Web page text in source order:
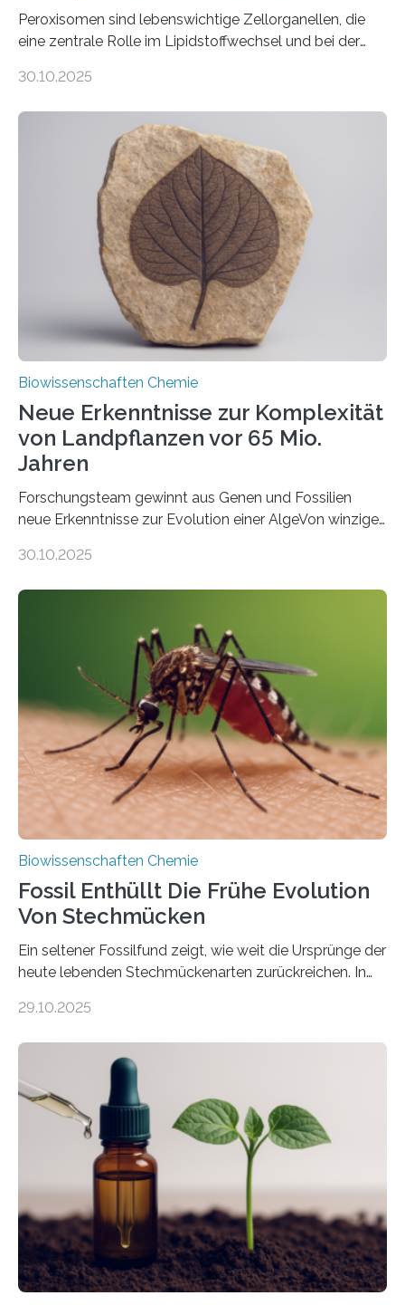
Peroxisomen sind lebenswichtige Zellorganellen, die
eine zentrale Rolle im Lipidstoffwechsel und bei der
erfüllen können, müssen zahlreiche Enzyme präzise in
der Ruhr-Universität Bochum um Prof. Dr. Ralf Erdmann
und Dr. Ismaila Francis Yusuf hat nun einen bislang
unbekannten Qualitätskontrollmechanismus des
peroxisomalen Proteintransports in der Bäckerhefe
Saccharomyces cerevisiae entdeckt, der für die
Funktionsfähigkeit der Organellen entscheidend ist. Die
Studie wurde am 28. Oktober 2025 in der
Fachzeitschrift…
30.10.2025
Biowissenschaften Chemie
Neue Erkenntnisse zur Komplexität
von Landpflanzen vor 65 Mio.
Jahren
Forschungsteam gewinnt aus Genen und Fossilien
neue Erkenntnisse zur Evolution einer AlgeVon winzigen
Landpflanzen zählen zu den komplexesten
Grünalgen, die vor Hunderten von Millionen Jahren
lebten. Unter den Vorfahren sticht eine Gruppe heraus,
die noch heute in der Natur vorkommt: die
Süßwasseralge Coleochaetophyceae. Einige Arten
dieser Gruppe bilden aus Zellfäden dichte Geflechte
mit scheibenförmiger Gestalt. Was auffällig ist: Die
nächsten…
30.10.2025
Biowissenschaften Chemie
Fossil Enthüllt Die Frühe Evolution
Von Stechmücken
Ein seltener Fossilfund zeigt, wie weit die Ursprünge der
heute lebenden Stechmückenarten zurückreichen. In
Forschende die bisher älteste bekannte Stechmücken-
Region Kachin in Myanmar und hat sich in
ausgezeichnetem Zustand erhalten. Es konnte als neue
Art einer neuen Gattung beschrieben werden und trägt
nun den Namen Cretosabethes primaevus. Dieser erste
fossile Nachweis einer Stechmückenlarve in Bernstein
stellt gleichzeitig den ersten Fossilfund einer
Mückenlarve aus dem Mesozoikum dar, denn…
29.10.2025